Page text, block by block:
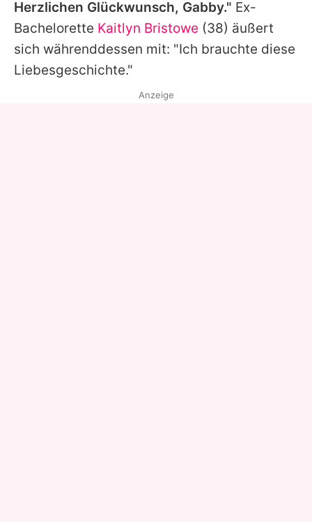
Herzlichen Glückwunsch, Gabby." Ex-
Bachelorette Kaitlyn Bristowe (38) äußert
sich währenddessen mit: "Ich brauchte diese
Liebesgeschichte."
Anzeige